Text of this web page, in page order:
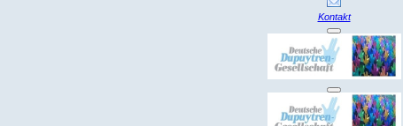
Kontakt